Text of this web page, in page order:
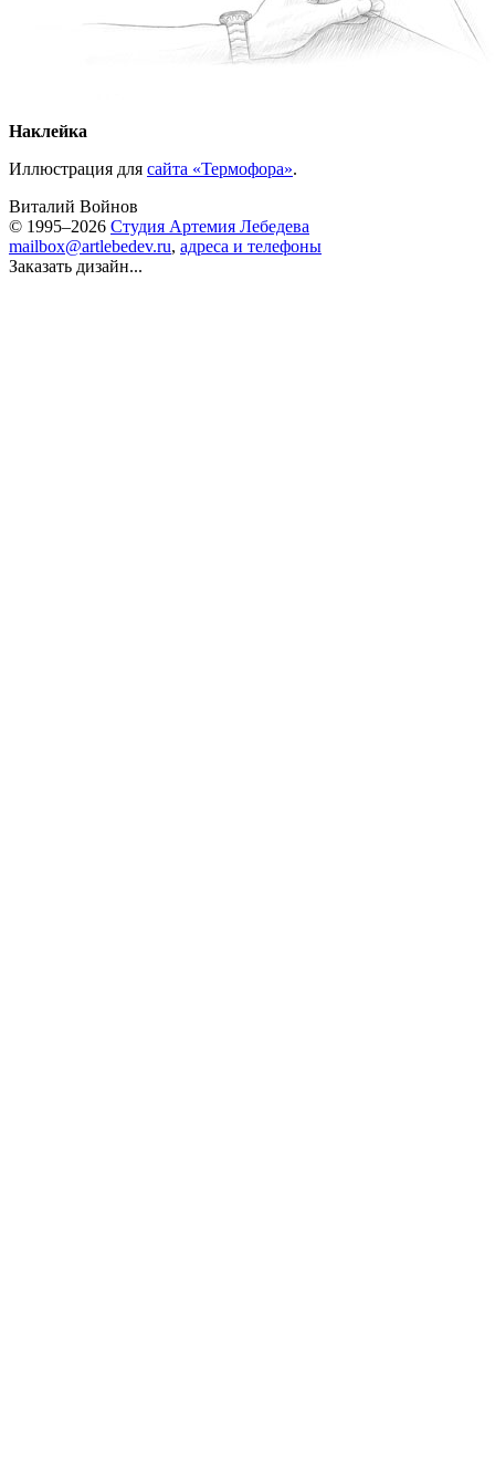
Наклейка
Иллюстрация для сайта «Термофора».
Виталий Войнов
© 1995–2026 Студия Артемия Лебедева
mailbox@artlebedev.ru, адреса и телефоны
Заказать дизайн...